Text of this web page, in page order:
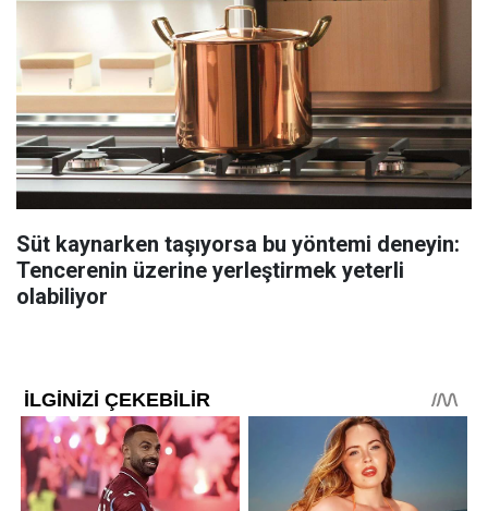
Süt kaynarken taşıyorsa bu yöntemi deneyin:
Tencerenin üzerine yerleştirmek yeterli
olabiliyor